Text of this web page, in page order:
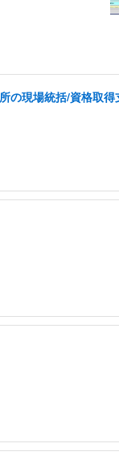
の現場統括/資格取